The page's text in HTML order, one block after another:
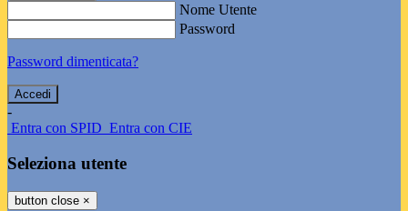
Nome Utente
Password
Password dimenticata?
-
Entra con SPID Entra con CIE
Seleziona utente
button close ×